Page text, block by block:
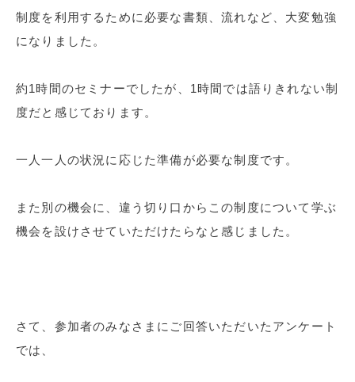
制度を利用するために必要な書類、流れなど、大変勉強
になりました。
約1時間のセミナーでしたが、1時間では語りきれない制
度だと感じております。
一人一人の状況に応じた準備が必要な制度です。
また別の機会に、違う切り口からこの制度について学ぶ
機会を設けさせていただけたらなと感じました。
さて、参加者のみなさまにご回答いただいたアンケート
では、